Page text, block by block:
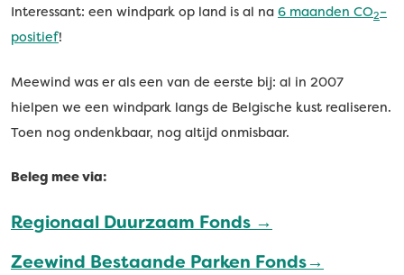
Interessant: een windpark op land is al na 6 maanden CO2–
positief!
Meewind was er als een van de eerste bij: al in 2007
hielpen we een windpark langs de Belgische kust realiseren.
Toen nog ondenkbaar, nog altijd onmisbaar.
Beleg mee via:
Regionaal Duurzaam Fonds →
Zeewind Bestaande Parken Fonds→